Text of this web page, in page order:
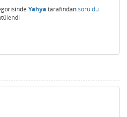
Yahyatarafındansoruldu